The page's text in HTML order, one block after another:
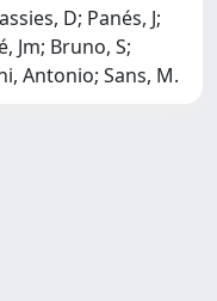
D; Panés, J;
Jm; Bruno, S;
Antonio; Sans, M.